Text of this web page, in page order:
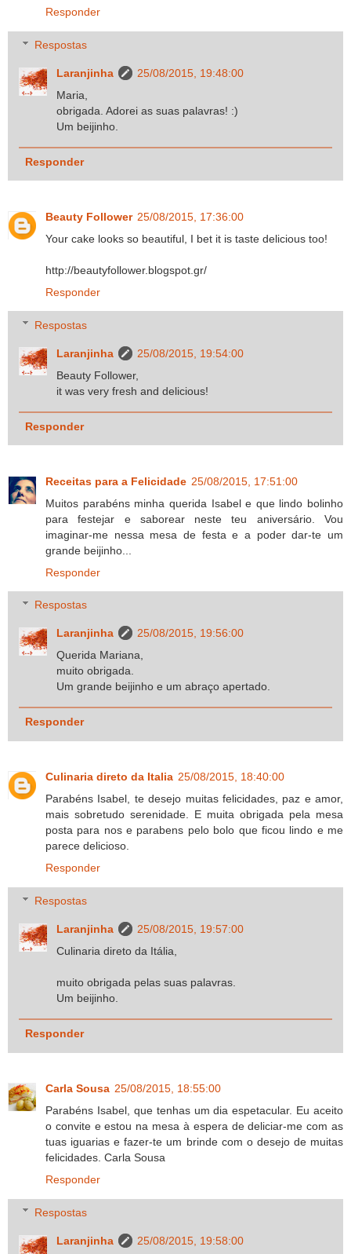
Responder
Respostas
Laranjinha
25/08/2015, 19:48:00
Maria,
obrigada. Adorei as suas palavras! :)
Um beijinho.
Responder
Beauty Follower 25/08/2015, 17:36:00
Your cake looks so beautiful, I bet it is taste delicious too!
http://beautyfollower.blogspot.gr/
Responder
Respostas
Laranjinha
25/08/2015, 19:54:00
Beauty Follower,
it was very fresh and delicious!
Responder
Receitas para a Felicidade 25/08/2015, 17:51:00
Muitos parabéns minha querida Isabel e que lindo bolinho
para festejar e saborear neste teu aniversário. Vou
imaginar-me nessa mesa de festa e a poder dar-te um
grande beijinho...
Responder
Respostas
Laranjinha
25/08/2015, 19:56:00
Querida Mariana,
muito obrigada.
Um grande beijinho e um abraço apertado.
Responder
Culinaria direto da Italia 25/08/2015, 18:40:00
Parabéns Isabel, te desejo muitas felicidades, paz e amor,
mais sobretudo serenidade. E muita obrigada pela mesa
posta para nos e parabens pelo bolo que ficou lindo e me
parece delicioso.
Responder
Respostas
Laranjinha
25/08/2015, 19:57:00
Culinaria direto da Itália,
muito obrigada pelas suas palavras.
Um beijinho.
Responder
Carla Sousa 25/08/2015, 18:55:00
Parabéns Isabel, que tenhas um dia espetacular. Eu aceito
o convite e estou na mesa à espera de deliciar-me com as
tuas iguarias e fazer-te um brinde com o desejo de muitas
felicidades. Carla Sousa
Responder
Respostas
Laranjinha 25/08/2015, 19:58:00